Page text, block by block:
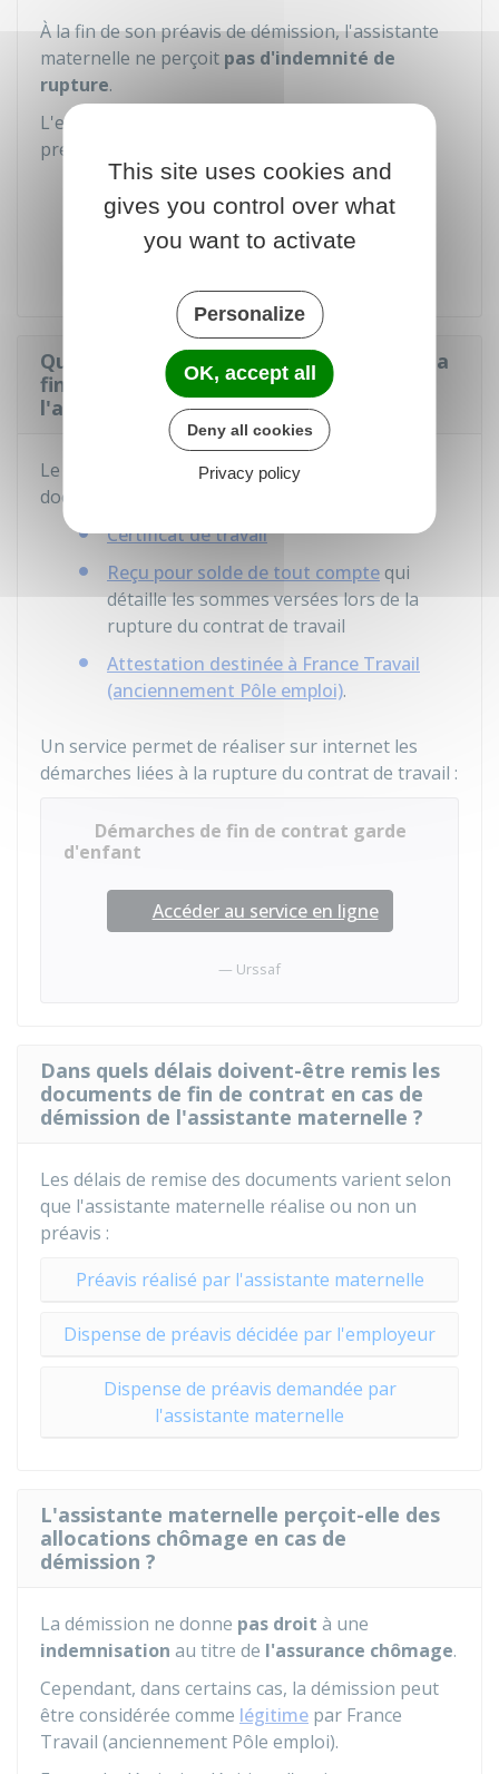
À la fin de son préavis de démission, l'assistante
maternelle ne perçoit pas d'indemnité de
rupture.
L'employeur doit lui verser au terme de son
préavis les sommes suivantes :
Salaire jusqu'au dernier jour travaillé
Indemnité compensatrice de congés
payés.
Quels documents doivent-être remis à la
fin du préavis de démission de
l'assistante maternelle ?
Le particulier employeurdoitremettre les
documents suivants :
Certificat de travail
Reçu pour solde de tout comptequi
détaille les sommes versées lors de la
rupture du contrat de travail
Attestation destinée à France Travail
(anciennement Pôle emploi).
Un service permet de réaliser sur internet les
démarches liées à la rupture du contrat de travail :
Démarches de fin de contrat garde
d'enfant
Accéder au service en ligne
Urssaf
Dans quels délais doivent-être remis les
documents de fin de contrat en cas de
démission de l'assistante maternelle ?
Les délais de remise des documents varient selon
que l'assistante maternelle réalise ou non un
préavis :
Préavis réalisé par l'assistante maternelle
Dispense de préavis décidée par l'employeur
Dispense de préavis demandée par
l'assistante maternelle
L'assistante maternelle perçoit-elle des
allocations chômage en cas de
démission ?
La démission ne donne pas droit à une
indemnisation au titre de l'assurance chômage.
Cependant, dans certains cas, la démission peut
être considérée comme légitime par France
Travail (anciennement Pôle emploi).
This site uses cookies and
gives you control over what
you want to activate
Personalize
OK, accept all
Deny all cookies
Privacy policy